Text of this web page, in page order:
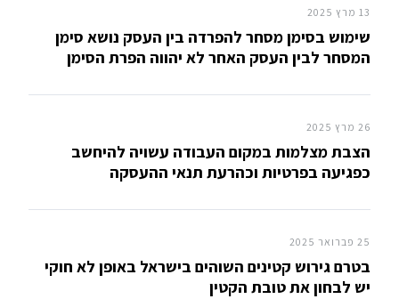
13 מרץ 2025
שימוש בסימן מסחר להפרדה בין העסק נושא סימן
המסחר לבין העסק האחר לא יהווה הפרת הסימן
26 מרץ 2025
הצבת מצלמות במקום העבודה עשויה להיחשב
כפגיעה בפרטיות וכהרעת תנאי ההעסקה
25 פברואר 2025
בטרם גירוש קטינים השוהים בישראל באופן לא חוקי
יש לבחון את טובת הקטין